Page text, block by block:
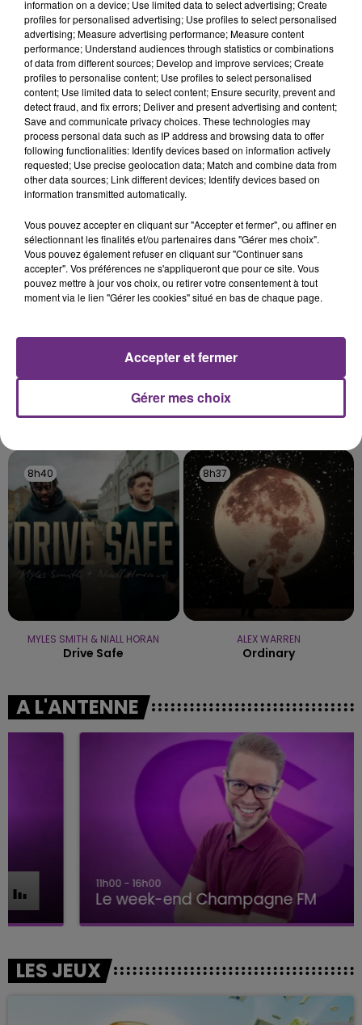
présente.
LE MAGASIN JOUÉCLUB DE REIMS FERME
SES PORTES
C'était l'une des institutions du centre-ville
rémois. Le magasin JouéClub est contraint de
fermer ses portes.
TITRES DIFFUSÉS
8h47
8h47
BENSON BOONE
8h44
8h44
DJ SNAKE FEAT. JUSTIN BIEBER
8h40
8h40
MYLES SMITH & NIALL HORAN
Drive Safe
8h37
8h37
ALEX WARREN
Ordinary
A L'ANTENNE
Le week-end Champagne FM
LES JEUX
information on a device; Use limited data to select advertising; Create
profiles for personalised advertising; Use profiles to select personalised
advertising; Measure advertising performance; Measure content
performance; Understand audiences through statistics or combinations
of data from different sources; Develop and improve services; Create
profiles to personalise content; Use profiles to select personalised
content; Use limited data to select content; Ensure security, prevent and
detect fraud, and fix errors; Deliver and present advertising and content;
Save and communicate privacy choices. These technologies may
process personal data such as IP address and browsing data to offer
following functionalities: Identify devices based on information actively
requested; Use precise geolocation data; Match and combine data from
other data sources; Link different devices; Identify devices based on
information transmitted automatically.
Vous pouvez accepter en cliquant sur "Accepter et fermer", ou affiner en
sélectionnant les finalités et/ou partenaires dans "Gérer mes choix".
Vous pouvez également refuser en cliquant sur "Continuer sans
accepter". Vos préférences ne s'appliqueront que pour ce site. Vous
pouvez mettre à jour vos choix, ou retirer votre consentement à tout
moment via le lien "Gérer les cookies" situé en bas de chaque page.
Gérer mes choix
Accepter et fermer